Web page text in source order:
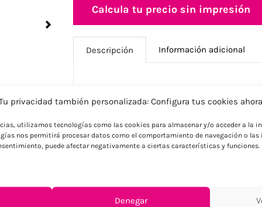
privacidad también personalizada: Configura tus cookies
utilizamos tecnologías como las cookies para almacenar y/o acceder a la
nos permitirá procesar datos como el comportamiento de navegación o
puede afectar negativamente a ciertas características y funciones.
Denegar
Calcula tu precio sin impresión
Descripción Información adicional
Descripción
Con reloj, calendario y termómetro.
promociones tecnológicas o acciones